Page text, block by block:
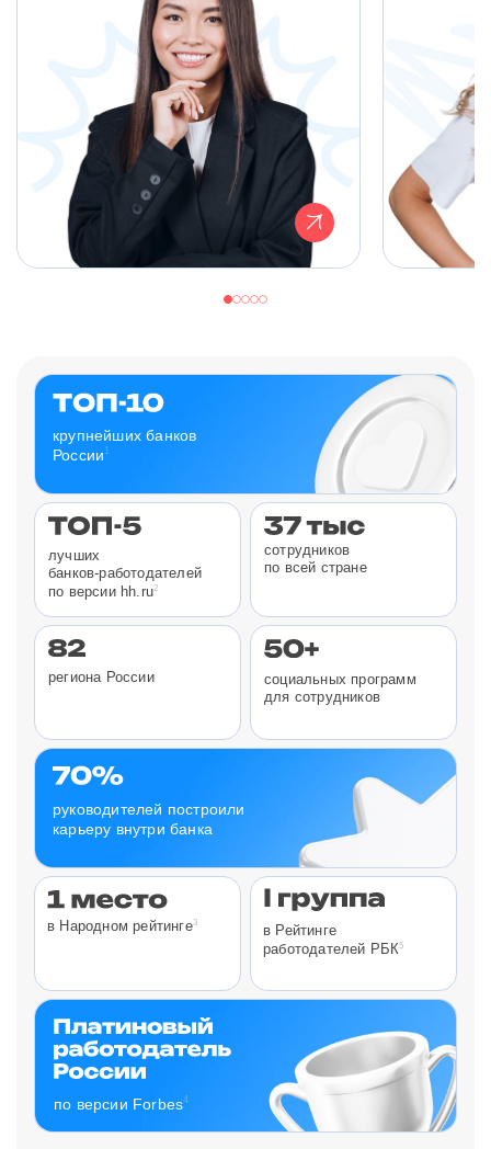
крупнейших банков
России 1
лучших
банков-работодателей
по версии hh.ru2
сотрудников
по всей стране
региона России
социальных программ
для сотрудников
руководителей построили
карьеру внутри банка
в Народном рейтинге3
по версии Forbes4
в Рейтинге
работодателей РБК5